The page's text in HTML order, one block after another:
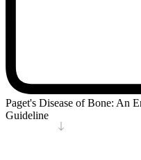
Paget's Disease of Bone: An
Guideline